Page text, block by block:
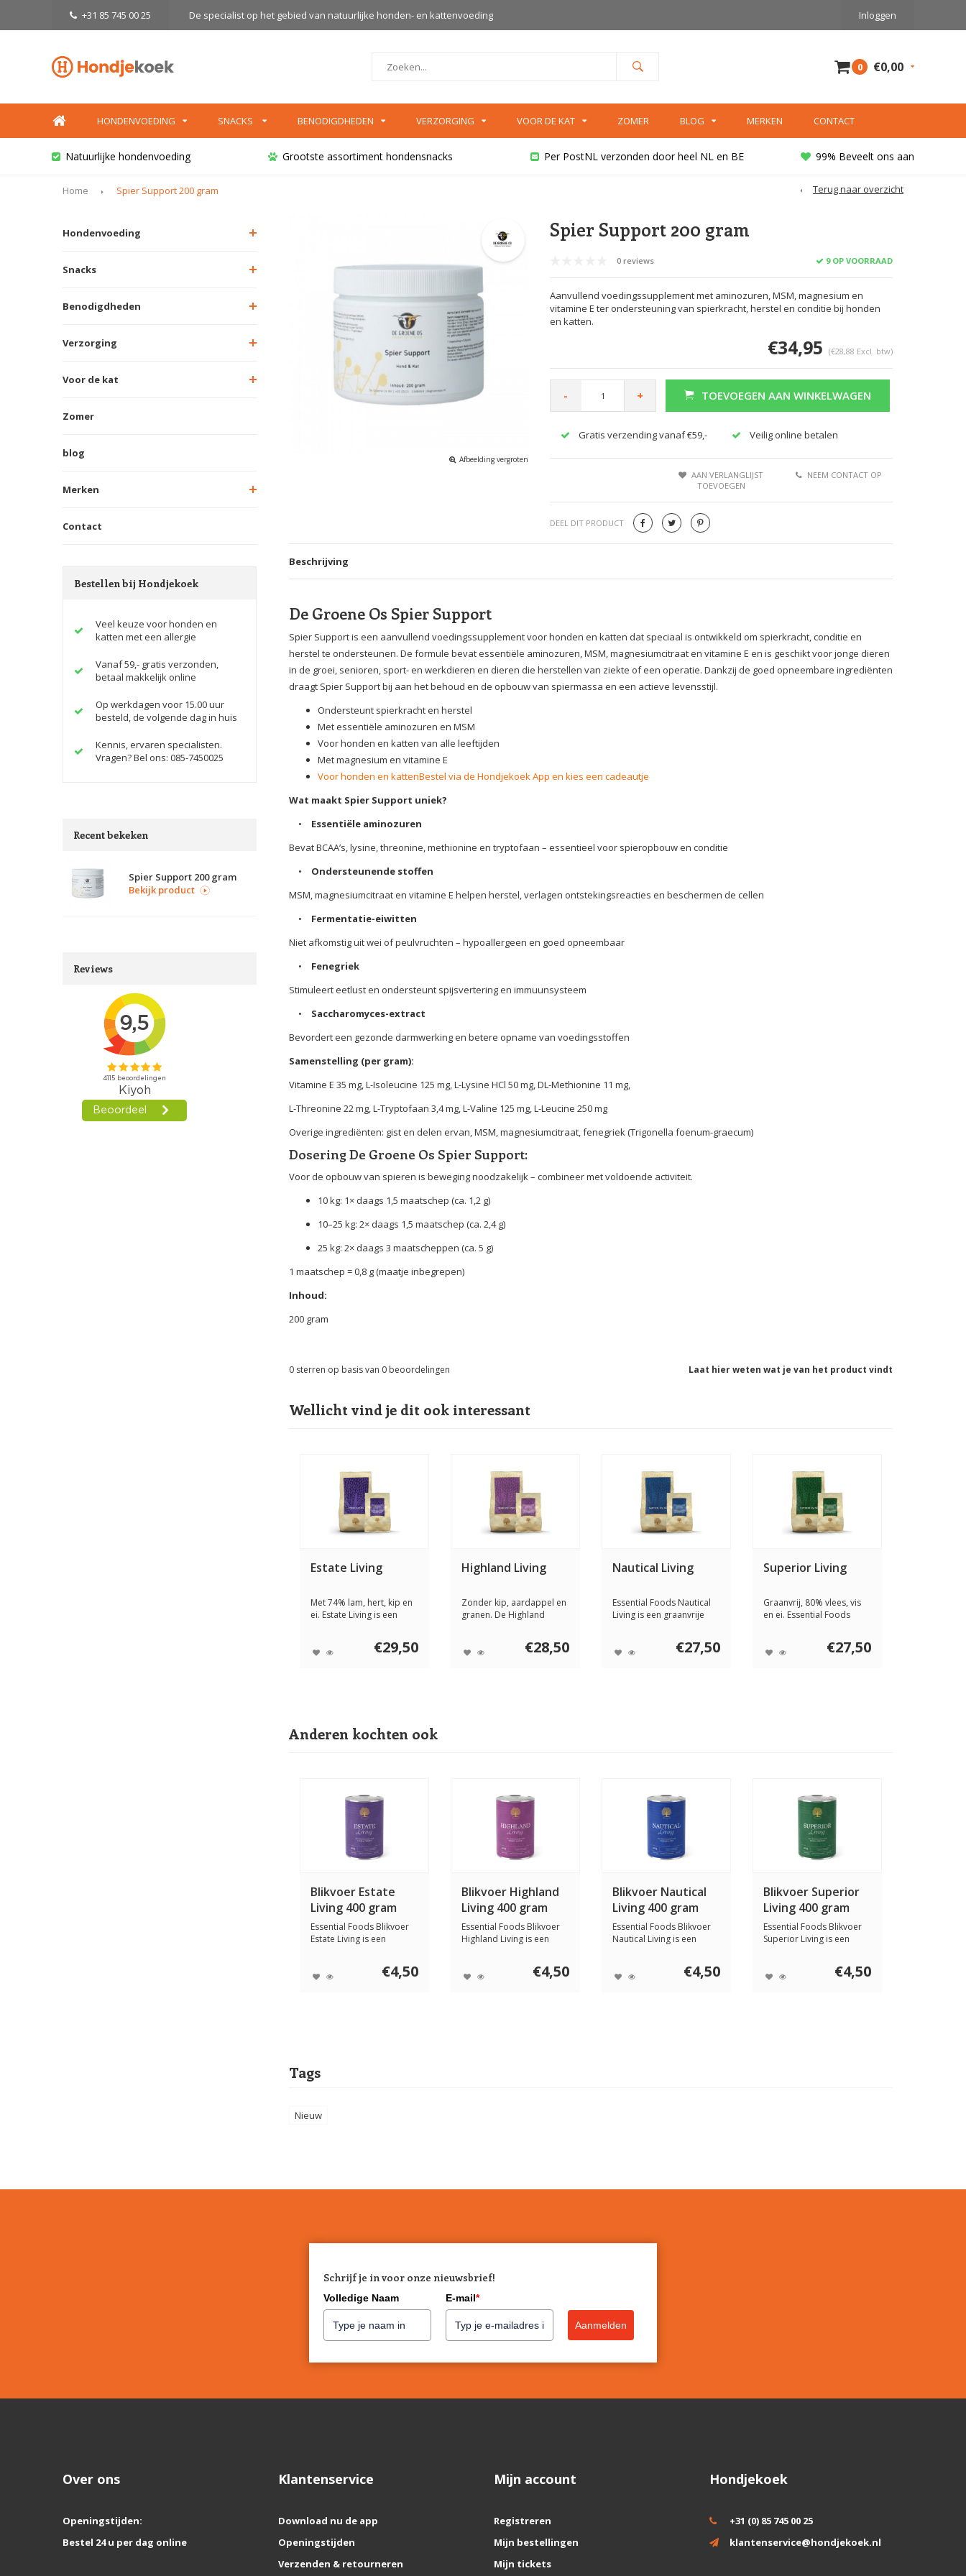
+31 85 745 00 25 De specialist op het gebied van natuurlijke honden- en kattenvoeding Inloggen
0 €0,00
HONDENVOEDING SNACKS BENODIGDHEDEN VERZORGING VOOR DE KAT ZOMER BLOG MERKEN CONTACT
Natuurlijke hondenvoeding Grootste assortiment hondensnacks Per PostNL verzonden door heel NL en BE 99% Beveelt ons aan
Home Spier Support 200 gram Terug naar overzicht
Hondenvoeding
Snacks
Benodigdheden
Verzorging
Voor de kat
Zomer
blog
Merken
Contact
Bestellen bij Hondjekoek
Veel keuze voor honden en
katten met een allergie
Vanaf 59,- gratis verzonden,
betaal makkelijk online
Op werkdagen voor 15.00 uur
besteld, de volgende dag in huis
Kennis, ervaren specialisten.
Vragen? Bel ons: 085-7450025
Recent bekeken
Spier Support 200 gram
Bekijk product
Reviews
Afbeelding vergroten
Spier Support 200 gram
0 reviews 9 OP VOORRAAD
Aanvullend voedingssupplement met aminozuren, MSM, magnesium en
vitamine E ter ondersteuning van spierkracht, herstel en conditie bij honden
en katten.
€34,95 (€28,88 Excl. btw)
- + TOEVOEGEN AAN WINKELWAGEN
Gratis verzending vanaf €59,- Veilig online betalen
AAN VERLANGLIJST
TOEVOEGEN
NEEM CONTACT OP
DEEL DIT PRODUCT
Beschrijving
De Groene Os Spier Support
Spier Support is een aanvullend voedingssupplement voor honden en katten dat speciaal is ontwikkeld om spierkracht, conditie en
herstel te ondersteunen. De formule bevat essentiële aminozuren, MSM, magnesiumcitraat en vitamine E en is geschikt voor jonge dieren
in de groei, senioren, sport- en werkdieren en dieren die herstellen van ziekte of een operatie. Dankzij de goed opneembare ingrediënten
draagt Spier Support bij aan het behoud en de opbouw van spiermassa en een actieve levensstijl.
Ondersteunt spierkracht en herstel
Met essentiële aminozuren en MSM
Voor honden en katten van alle leeftijden
Met magnesium en vitamine E
Voor honden en kattenBestel via de Hondjekoek App en kies een cadeautje
Wat maakt Spier Support uniek?
• Essentiële aminozuren
Bevat BCAA’s, lysine, threonine, methionine en tryptofaan – essentieel voor spieropbouw en conditie
• Ondersteunende stoffen
MSM, magnesiumcitraat en vitamine E helpen herstel, verlagen ontstekingsreacties en beschermen de cellen
• Fermentatie-eiwitten
Niet afkomstig uit wei of peulvruchten – hypoallergeen en goed opneembaar
• Fenegriek
Stimuleert eetlust en ondersteunt spijsvertering en immuunsysteem
• Saccharomyces-extract
Bevordert een gezonde darmwerking en betere opname van voedingsstoffen
Samenstelling (per gram):
Vitamine E 35 mg, L-Isoleucine 125 mg, L-Lysine HCl 50 mg, DL-Methionine 11 mg,
L-Threonine 22 mg, L-Tryptofaan 3,4 mg, L-Valine 125 mg, L-Leucine 250 mg
Overige ingrediënten: gist en delen ervan, MSM, magnesiumcitraat, fenegriek (Trigonella foenum-graecum)
Dosering De Groene Os Spier Support:
Voor de opbouw van spieren is beweging noodzakelijk – combineer met voldoende activiteit.
10 kg: 1× daags 1,5 maatschep (ca. 1,2 g)
10–25 kg: 2× daags 1,5 maatschep (ca. 2,4 g)
25 kg: 2× daags 3 maatscheppen (ca. 5 g)
1 maatschep = 0,8 g (maatje inbegrepen)
Inhoud:
200 gram
Laat hier weten wat je van het product vindt
0 sterren op basis van 0 beoordelingen
Wellicht vind je dit ook interessant
Estate Living
Met 74% lam, hert, kip en
ei. Estate Living is een
€29,50
Highland Living
Zonder kip, aardappel en
granen. De Highland
€28,50
Nautical Living
Essential Foods Nautical
Living is een graanvrije
€27,50
Superior Living
Graanvrij, 80% vlees, vis
en ei. Essential Foods
€27,50
Anderen kochten ook
Blikvoer Estate
Living 400 gram
Essential Foods Blikvoer
Estate Living is een
€4,50
Blikvoer Highland
Living 400 gram
Essential Foods Blikvoer
Highland Living is een
€4,50
Blikvoer Nautical
Living 400 gram
Essential Foods Blikvoer
Nautical Living is een
€4,50
Blikvoer Superior
Living 400 gram
Essential Foods Blikvoer
Superior Living is een
€4,50
Tags
Nieuw
Schrijf je in voor onze nieuwsbrief!
Volledige Naam E-mail*
Aanmelden
Over ons
Openingstijden:
Bestel 24 u per dag online
Klantenservice
Download nu de app
Openingstijden
Verzenden & retourneren
Mijn account
Registreren
Mijn bestellingen
Mijn tickets
Hondjekoek
+31 (0) 85 745 00 25
klantenservice@hondjekoek.nl